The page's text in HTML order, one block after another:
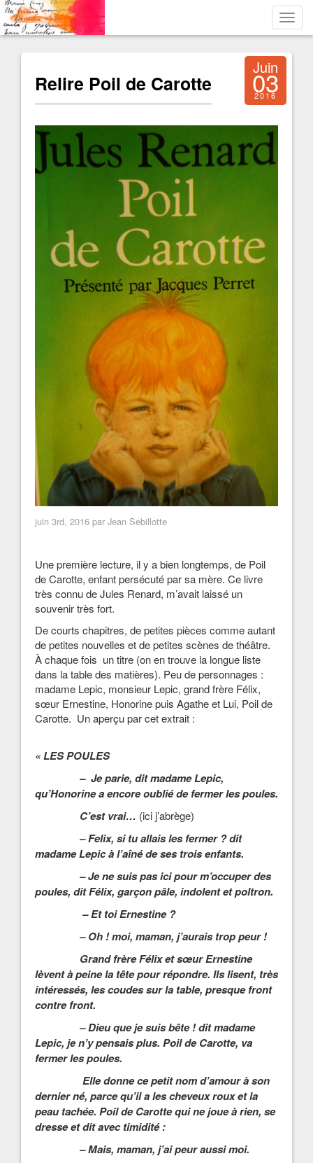
Relire Poil de Carotte
Juin
03
2016
juin 3rd, 2016 par Jean Sebillotte
Une première lecture, il y a bien longtemps, de Poil
de Carotte, enfant persécuté par sa mère. Ce livre
très connu de Jules Renard, m’avait laissé un
souvenir très fort.
De courts chapitres, de petites pièces comme autant
de petites nouvelles et de petites scènes de théâtre.
À chaque fois un titre (on en trouve la longue liste
dans la table des matières). Peu de personnages :
madame Lepic, monsieur Lepic, grand frère Félix,
sœur Ernestine, Honorine puis Agathe et Lui, Poil de
Carotte. Un aperçu par cet extrait :
« LES POULES
– Je parie, dit madame Lepic,
qu’Honorine a encore oublié de fermer les poules.
C’est vrai… (ici j’abrège)
– Felix, si tu allais les fermer ? dit
madame Lepic à l’aîné de ses trois enfants.
– Je ne suis pas ici pour m’occuper des
poules, dit Félix, garçon pâle, indolent et poltron.
– Et toi Ernestine ?
– Oh ! moi, maman, j’aurais trop peur !
Grand frère Félix et sœur Ernestine
lèvent à peine la tête pour répondre. Ils lisent, très
intéressés, les coudes sur la table, presque front
contre front.
– Dieu que je suis bête ! dit madame
Lepic, je n’y pensais plus. Poil de Carotte, va
fermer les poules.
Elle donne ce petit nom d’amour à son
dernier né, parce qu’il a les cheveux roux et la
peau tachée. Poil de Carotte qui ne joue à rien, se
dresse et dit avec timidité :
– Mais, maman, j’ai peur aussi moi.